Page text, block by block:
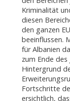
Kriminalität
diesen
den ganzen
beeinflussen.
für Albanien
zum Ende
Hintergrund
Fortschritte
ersichtlich,